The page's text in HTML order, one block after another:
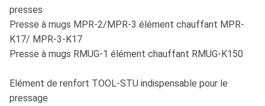
presses
Presse à mugs MPR-2/MPR-3 élément chauffant MPR-
K17/ MPR-3-K17
Presse à mugs RMUG-1 élément chauffant RMUG-K150
Elément de renfort TOOL-STU indispensable pour le
pressage